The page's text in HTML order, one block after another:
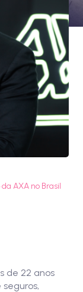
AXA no Brasil
de 22 anos